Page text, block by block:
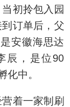
初拎包入园
订单后，父
安徽海思达
辰，是位90
化中。
着一家制刷